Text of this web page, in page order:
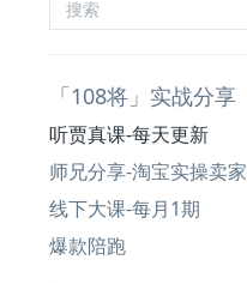
「108将」实战分享
听贾真课-每天更新
师兄分享-淘宝实操卖家
线下大课-每月1期
爆款陪跑